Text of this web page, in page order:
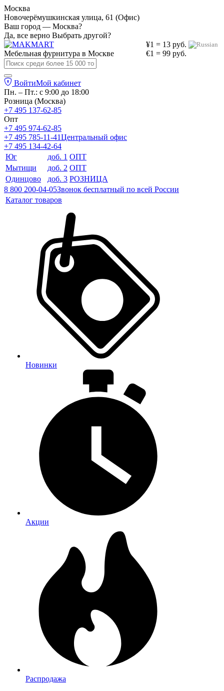
Москва
Новочерёмушкинская улица, 61 (Офис)
Ваш город — Москва?
Да, все верно Выбрать другой?
¥1 = 13 руб.
€1 = 99 руб.
Мебельная фурнитура в Москве
ВойтиМой кабинет
Пн. – Пт.: с 9:00 до 18:00
Розница (Москва)
+7 495 137-62-85
Опт
+7 495 974-62-85
+7 495 785-11-41Центральный офис
+7 495 134-42-64
Юг
доб. 1 ОПТ
Мытищи
доб. 2 ОПТ
Одинцово
доб. 3 РОЗНИЦА
8 800 200-04-05Звонок бесплатный по всей России
Каталог товаров
Новинки
Акции
Распродажа